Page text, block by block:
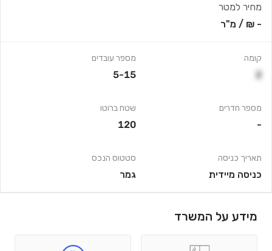
מחיר למטר
- ₪
/ מ"ר
קומה
2
מספר חדרים
-
תאריך כניסה
כניסה מיידית
מספר עובדים
5-15
שטח ברוטו
120
סטטוס הנכס
גמר
מידע על המשרד